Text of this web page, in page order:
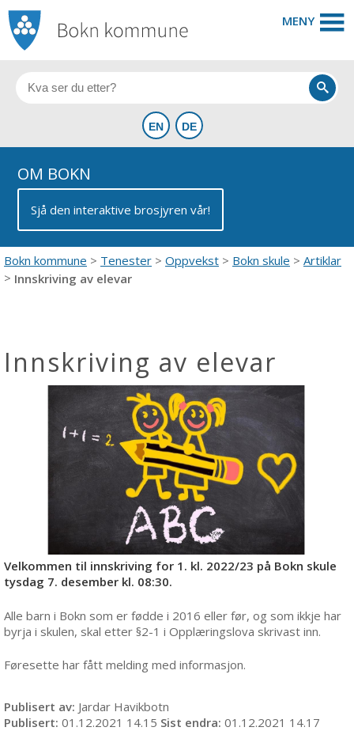
MENY
OM BOKN
Sjå den interaktive brosjyren vår!
Bokn kommune Tenester Oppvekst Bokn skule
Artiklar
Innskriving av elevar
Innskriving av elevar
Velkommen til innskriving for 1. kl. 2022/23 på Bokn skule
tysdag 7. desember kl. 08:30.
Alle barn i Bokn som er fødde i 2016 eller før, og som ikkje har
byrja i skulen, skal etter §2-1 i Opplæringslova skrivast inn.
Føresette har fått melding med informasjon.
Publisert av Jardar Havikbotn
Publisert 01.12.2021 14.15 Sist endra 01.12.2021 14.17